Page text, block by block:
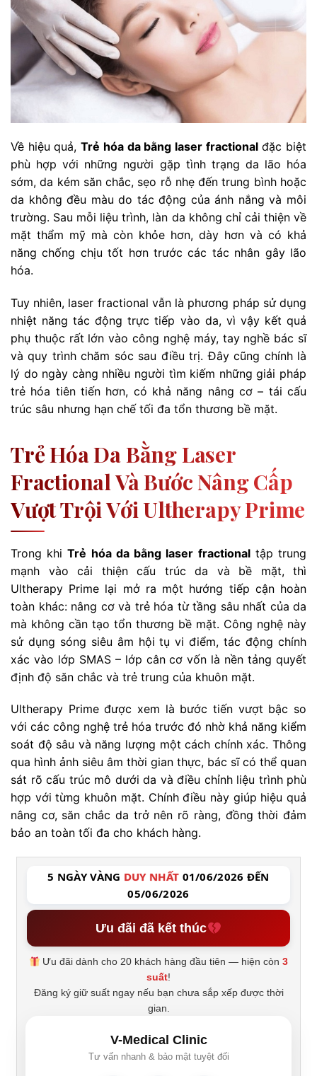
Về hiệu quả,Trẻ hóa da bằng laser fractionalđặc biệt
phù hợp với những người gặp tình trạng da lão hóa
sớm, da kém săn chắc, sẹo rỗ nhẹ đến trung bình hoặc
da không đều màu do tác động của ánh nắng và môi
trường. Sau mỗi liệu trình, làn da không chỉ cải thiện về
mặt thẩm mỹ mà còn khỏe hơn, dày hơn và có khả
năng chống chịu tốt hơn trước các tác nhân gây lão
hóa.
Tuy nhiên, laser fractional vẫn là phương pháp sử dụng
nhiệt năng tác động trực tiếp vào da, vì vậy kết quả
phụ thuộc rất lớn vào công nghệ máy, tay nghề bác sĩ
và quy trình chăm sóc sau điều trị. Đây cũng chính là
lý do ngày càng nhiều người tìm kiếm những giải pháp
trẻ hóa tiên tiến hơn, có khả năng nâng cơ – tái cấu
trúc sâu nhưng hạn chế tối đa tổn thương bề mặt.
Trẻ Hóa Da Bằng Laser
Fractional Và Bước Nâng Cấp
Vượt Trội Với Ultherapy Prime
Trong khiTrẻ hóa da bằng laser fractionaltập trung
mạnh vào cải thiện cấu trúc da và bề mặt, thì
Ultherapy Prime lại mở ra một hướng tiếp cận hoàn
toàn khác: nâng cơ và trẻ hóa từ tầng sâu nhất của da
mà không cần tạo tổn thương bề mặt. Công nghệ này
sử dụng sóng siêu âm hội tụ vi điểm, tác động chính
xác vào lớp SMAS – lớp cân cơ vốn là nền tảng quyết
định độ săn chắc và trẻ trung của khuôn mặt.
Ultherapy Prime được xem là bước tiến vượt bậc so
với các công nghệ trẻ hóa trước đó nhờ khả năng kiểm
soát độ sâu và năng lượng một cách chính xác. Thông
qua hình ảnh siêu âm thời gian thực, bác sĩ có thể quan
sát rõ cấu trúc mô dưới da và điều chỉnh liệu trình phù
hợp với từng khuôn mặt. Chính điều này giúp hiệu quả
nâng cơ, săn chắc da trở nên rõ ràng, đồng thời đảm
bảo an toàn tối đa cho khách hàng.
5 NGÀY VÀNG DUY NHẤT 01/06/2026 ĐẾN
05/06/2026
Ưu đãi đã kết thúc
Ưu đãi dành cho 20 khách hàng đầu tiên — hiện còn3
suất!
Đăng ký giữ suất ngay nếu bạn chưa sắp xếp được thời
gian.
V-Medical Clinic
Tư vấn nhanh & bảo mật tuyệt đối